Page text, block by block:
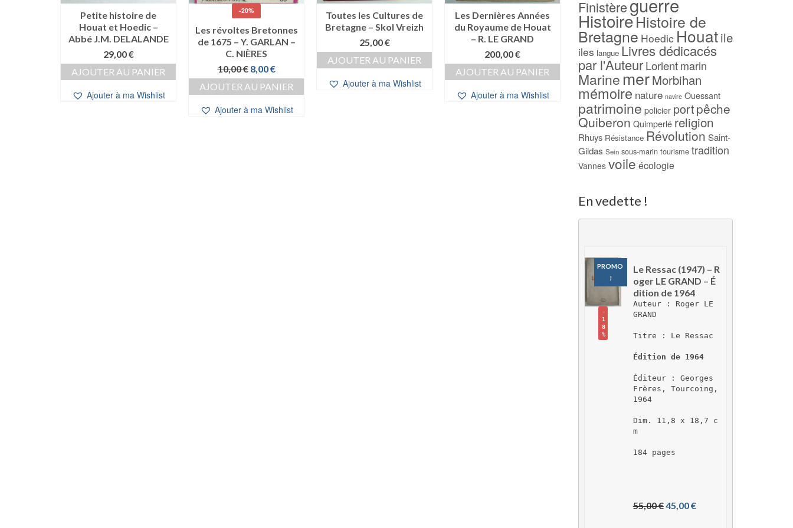
Petite histoire de
Houat et Hoedic –
Abbé J.M. DELALANDE
29,00€
AJOUTER AU PANIER
Ajouter à ma Wishlist
-20%
Les révoltes Bretonnes
de 1675 – Y. GARLAN –
C. NIÈRES
10,00€ Le
prix
initial
10,00 €.
8,00€Le
prix
actuel
8,00 €.
AJOUTER AU PANIER
Ajouter à ma Wishlist
Toutes les Cultures de
Bretagne – Skol Vreizh
25,00€
AJOUTER AU PANIER
Ajouter à ma Wishlist
Les Dernières Années
du Royaume de Houat
– R. LE GRAND
200,00€
AJOUTER AU PANIER
Ajouter à ma Wishlist
Au coeur de la
presqu’ile de Quiberon
– Daniel LE CORRE
9,00€
AJOUTER AU PANIER
Ajouter à ma Wishlist
Finistère
HistoireHistoire de
Bretagne Hoedic Houatile
iles langue Livres dédicacés
par l'Auteur Lorient marin
Marine merMorbihan
mémoire nature navire Ouessant
patrimoine policier portpêche
Quiberon Quimperlé religion
Rhuys Résistance Révolution Saint-
Gildas Sein sous-marin tourisme tradition
Vannes voile écologie
En vedette !
PROMO
!
-
1
8
%
Le Ressac (1947) – R
oger LE GRAND – É
dition de 1964
Auteur : Roger LE
GRAND
Titre : Le Ressac
Édition de 1964
Éditeur : Georges
Frères, Tourcoing,
1964
Dim. 11,8 x 18,7 c
m
184 pages
55,00 €L
45,00 €L